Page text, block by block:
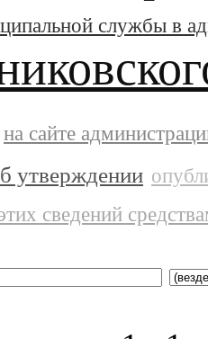
службы в
на сайте
утверждении
сведений